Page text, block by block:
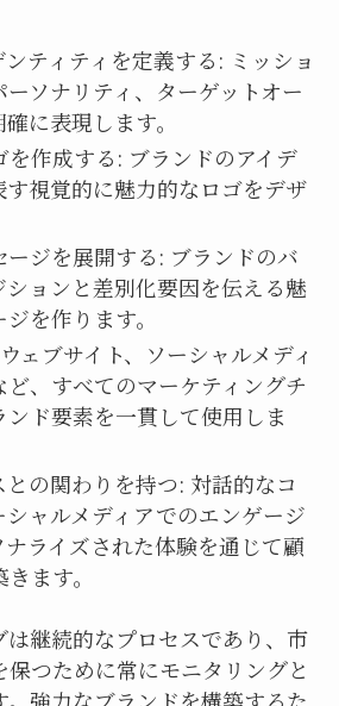
ティティを定義する: ミッショ
ーソナリティ、ターゲットオー
に表現します。
作成する: ブランドのアイデ
す視覚的に魅力的なロゴをデザ
ージを展開する: ブランドのバ
ションと差別化要因を伝える魅
を作ります。
ェブサイト、ソーシャルメディ
ど、すべてのマーケティングチ
ンド要素を一貫して使用しま
との関わりを持つ: 対話的なコ
シャルメディアでのエンゲージ
ナライズされた体験を通じて顧
ます。
は継続的なプロセスであり、市
つために常にモニタリングと
。強力なブランドを構築するた